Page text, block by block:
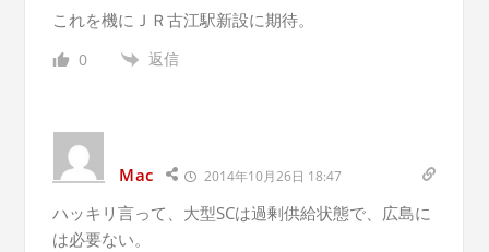
これを機にＪＲ古江駅新設に期待。
0 返信
Mac 2014年10月26日 18:47
ハッキリ言って、大型SCは過剰供給状態で、広島に
は必要ない。